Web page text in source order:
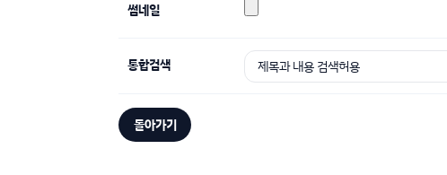
썸네일
통합검색
돌아가기